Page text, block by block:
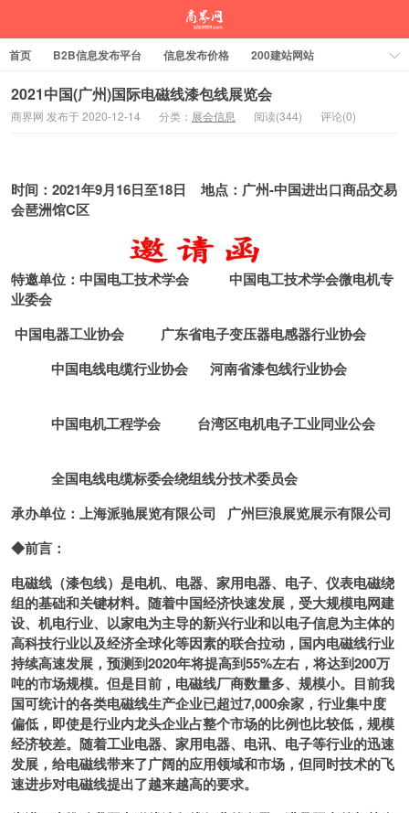
首页 B2B信息发布平台 信息发布价格 200建站网站
2021中国(广州)国际电磁线漆包线展览会
商界网 发布于 2020-12-14 分类： 展会信息 阅读(344) 评论(0)
时间：2021年9月16日至18日 地点：广州-中国进出口商品交易
会琶洲馆C区
特邀单位：中国电工技术学会 中国电工技术学会微电机专
业委会
中国电器工业协会 广东省电子变压器电感器行业协会
中国电线电缆行业协会 河南省漆包线行业协会
中国电机工程学会 台湾区电机电子工业同业公会
全国电线电缆标委会绕组线分技术委员会
承办单位：上海派驰展览有限公司 广州巨浪展览展示有限公司
◆前言：
电磁线（漆包线）是电机、电器、家用电器、电子、仪表电磁绕
组的基础和关键材料。随着中国经济快速发展，受大规模电网建
设、机电行业、以家电为主导的新兴行业和以电子信息为主体的
高科技行业以及经济全球化等因素的联合拉动，国内电磁线行业
持续高速发展，预测到2020年将提高到55%左右，将达到200万
吨的市场规模。但是目前，电磁线厂商数量多、规模小。目前我
国可统计的各类电磁线生产企业已超过7,000余家，行业集中度
偏低，即使是行业内龙头企业占整个市场的比例也比较低，规模
经济较差。随着工业电器、家用电器、电讯、电子等行业的迅速
发展，给电磁线带来了广阔的应用领域和市场，但同时技术的飞
速进步对电磁线提出了越来越高的要求。